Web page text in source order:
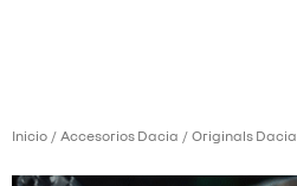
Inicio / Accesorios Dacia / Originals Dacia